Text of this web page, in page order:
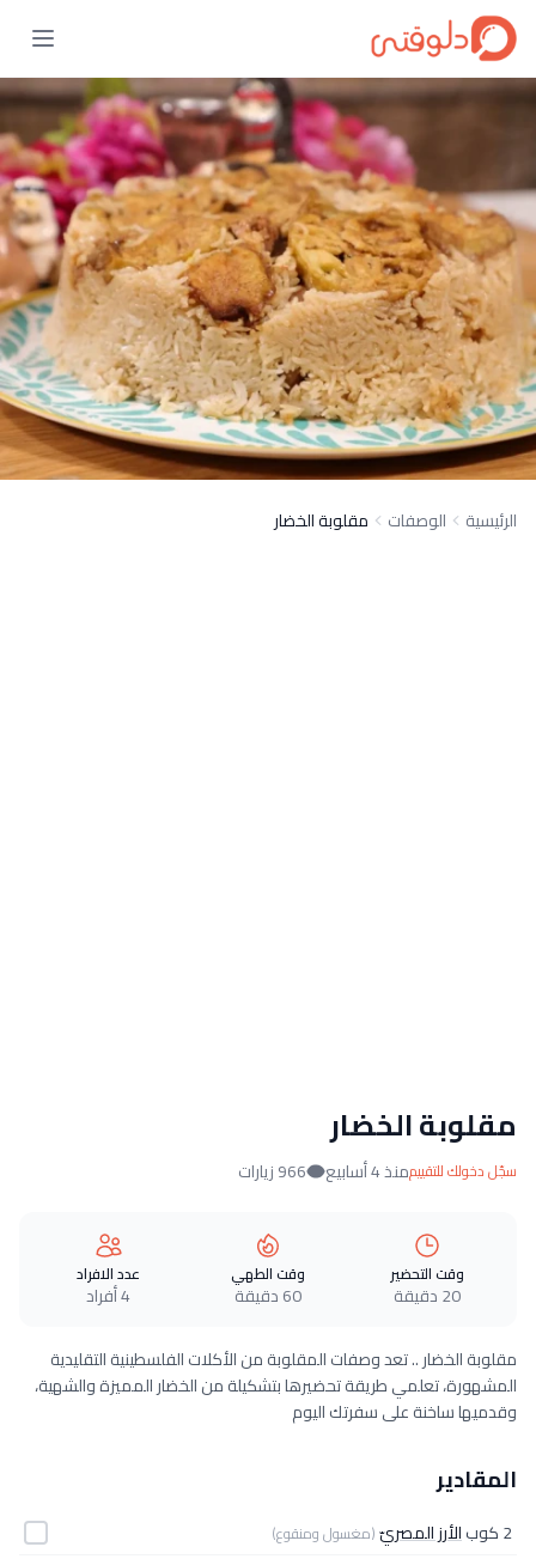
الرئيسية الوصفات مقلوبة الخضار
مقلوبة الخضار
سجّل دخولك للتقييممنذ 4 أسابيع 966 زيارات
وقت التحضير
20 دقيقة
وقت الطهي
60 دقيقة
عدد الافراد
4 أفراد
مقلوبة الخضار .. تعد وصفات المقلوبة من الأكلات الفلسطينية التقليدية
المشهورة، تعلمي طريقة تحضيرها بتشكيلة من الخضار المميزة والشهية،
وقدميها ساخنة على سفرتك اليوم
المقادير
2 كوب الأرز المصريّ(مغسول ومنقوع)